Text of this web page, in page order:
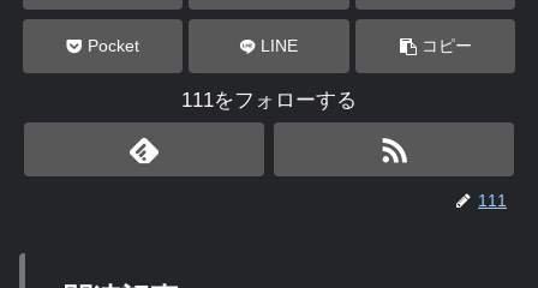
Pocket LINE コピー
111をフォローする
111